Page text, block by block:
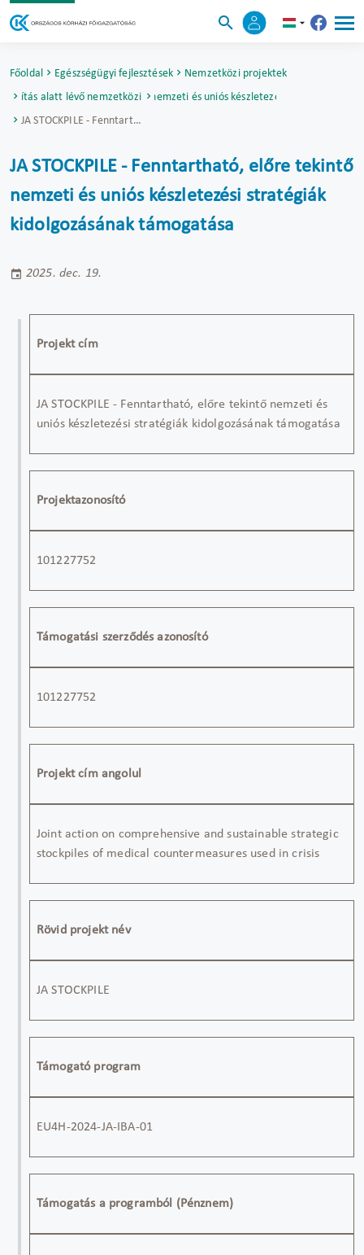
Főoldal Egészségügyi fejlesztések
Nemzetközi projektek
alatt lévő nemzetközi projektek
- Fenntartható, előre tekintő nemzeti és uniós készletezési stratégiák
JA STOCKPILE - Fenntartható, előre tekintő nemzeti és uniós készletezési stratégiák kidolgozásának támogatása
JA STOCKPILE - Fenntartható, előre tekintő
nemzeti és uniós készletezési stratégiák
kidolgozásának támogatása
2025. dec. 19.
Projekt cím
JA STOCKPILE - Fenntartható, előre tekintő nemzeti és
uniós készletezési stratégiák kidolgozásának támogatása
Projektazonosító
101227752
Támogatási szerződés azonosító
101227752
Projekt cím angolul
Joint action on comprehensive and sustainable strategic
stockpiles of medical countermeasures used in crisis
Rövid projekt név
JA STOCKPILE
Támogató program
EU4H-2024-JA-IBA-01
Támogatás a programból (Pénznem)